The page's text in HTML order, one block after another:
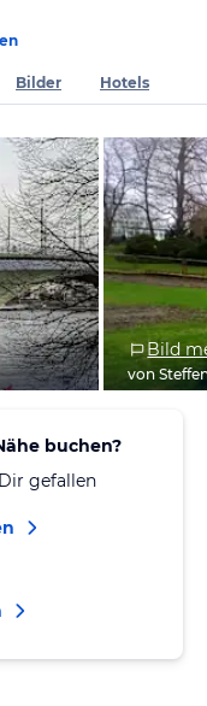
Bilder Hotels
Bild
von
buchen?
gefallen